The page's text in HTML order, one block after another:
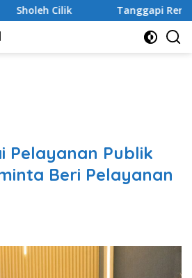
Tugu Peringatan,
Pelayanan Publik
Beri Pelayanan